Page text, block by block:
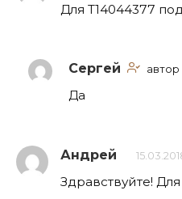
Для Т14044377
Сергей автор
Да
Андрей
Здравствуйте!